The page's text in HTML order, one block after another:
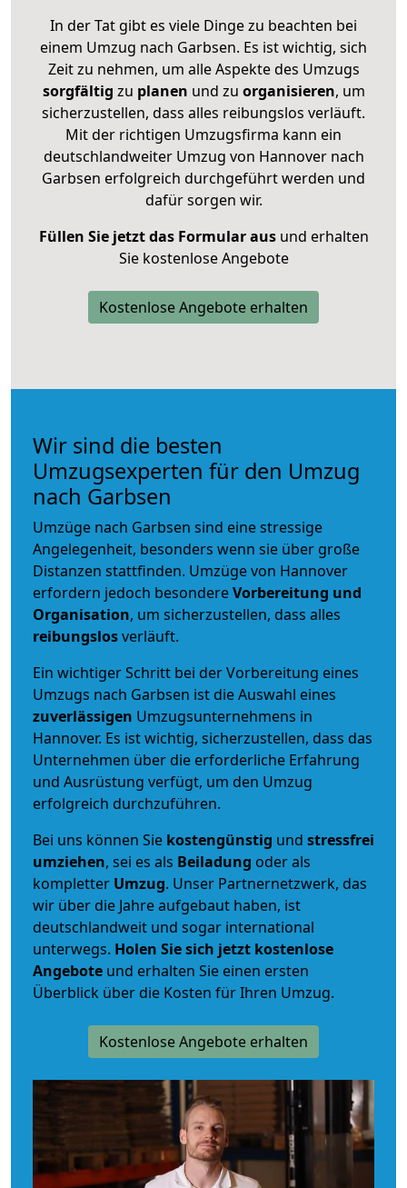
In der Tat gibt es viele Dinge zu beachten bei
einem Umzug nach Garbsen. Es ist wichtig, sich
Zeit zu nehmen, um alle Aspekte des Umzugs
sorgfältig zu planen und zu organisieren, um
sicherzustellen, dass alles reibungslos verläuft.
Mit der richtigen Umzugsfirma kann ein
deutschlandweiter Umzug von Hannover nach
Garbsen erfolgreich durchgeführt werden und
dafür sorgen wir.
Füllen Sie jetzt das Formular ausund erhalten
Sie kostenlose Angebote
Kostenlose Angebote erhalten
Wir sind die besten
Umzugsexperten für den Umzug
nach Garbsen
Umzüge nach Garbsen sind eine stressige
Angelegenheit, besonders wenn sie über große
Distanzen stattfinden. Umzüge von Hannover
erfordern jedoch besondereVorbereitung und
Organisation, um sicherzustellen, dass alles
reibungslosverläuft.
Ein wichtiger Schritt bei der Vorbereitung eines
Umzugs nach Garbsen ist die Auswahl eines
zuverlässigen Umzugsunternehmens in
Hannover. Es ist wichtig, sicherzustellen, dass das
Unternehmen über die erforderliche Erfahrung
und Ausrüstung verfügt, um den Umzug
erfolgreich durchzuführen.
Bei uns können Sie kostengünstig und stressfrei
umziehen, sei es als Beiladung oder als
kompletter Umzug. Unser Partnernetzwerk, das
wir über die Jahre aufgebaut haben, ist
deutschlandweit und sogar international
unterwegs. Holen Sie sich jetzt kostenlose
Angebote und erhalten Sie einen ersten
Überblick über die Kosten für Ihren Umzug.
Kostenlose Angebote erhalten